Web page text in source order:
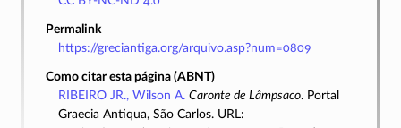
Permalink
https://greciantiga.org/arquivo.asp?num=0809
Como citar esta página (ABNT)
RIBEIRO JR., Wilson A. Caronte de Lâmpsaco. Portal
Graecia Antiqua, São Carlos. URL: